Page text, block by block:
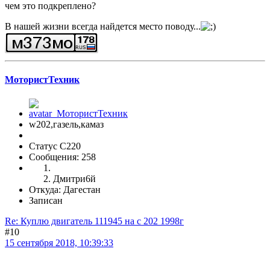
чем это подкреплено?
В нашей жизни всегда найдется место поводу...
МотористТехник
w202,газель,камаз
Статус C220
Сообщения: 258
Дмитри6й
Откуда: Дагестан
Записан
Re: Куплю двигатель 111945 на с 202 1998г
#10
15 сентября 2018, 10:39:33